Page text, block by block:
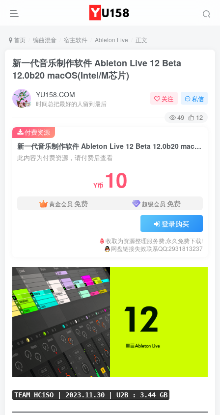
首页 编曲混音 宿主软件 Ableton Live 正文
新一代音乐制作软件 Ableton Live 12 Beta
12.0b20 macOS(Intel/M芯片)
YU158.COM
时间总把最好的人留到最后
关注 私信
49 12
新一代音乐制作软件 Ableton Live 12 Beta 12.0b20 macOS(Intel/M芯片)
此内容为付费资源，请付费后查看
Y币 10
黄金会员 免费 超级会员 免费
登录购买
收取为资源整理服务费,永久免费下载!
网盘链接失效联系QQ:2931813237
付费资源
TEAM HCiSO | 2023.11.30 | U2B : 3.44 GB